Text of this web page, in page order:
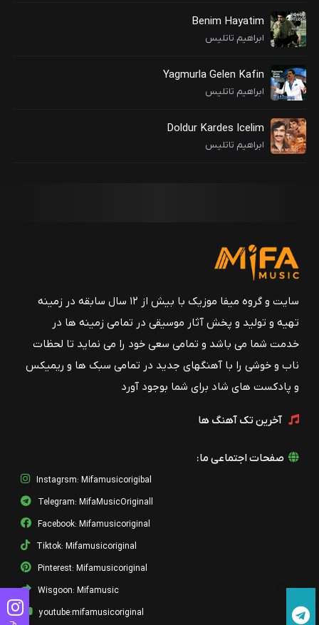
Benim Hayatim
ابراهیم تاتلیس
Yagmurla Gelen Kafin
ابراهیم تاتلیس
Doldur Kardes Icelim
ابراهیم تاتلیس
سایت و گروه میفا موزیک با بیش از ۱۲ سال سابقه در زمینه
تهیه و تولید و پخش آثار موسیقی در تمامی زمینه ها در
خدمت شما می باشد و تمامی سعی خود را می نماید تا لحظات
ناب و خوشی را با آهنگهای جدید در تمامی سبک ها و ریمیکس
و پادکست های شاد برای شما بوجود آورد
آخرین تک آهنگ ها
صفحات اجتماعی ما:
Instagrsm: Mifamusicorigibal
Telegram: MifaMusicOriginall
Facebook: Mifamusicoriginal
Tiktok: Mifamusicoriginal
Pinterest: Mifamusicoriginal
Wisgoon: Mifamusic
youtube:mifamusicoriginal